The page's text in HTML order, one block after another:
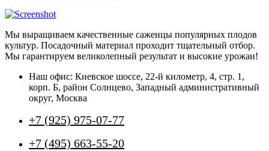
вариаций.
Опции
можно
на
странице
Мы выращиваем качественные саженцы популярных плодов
культур. Посадочный материал проходит тщательный отбор.
Мы гарантируем великолепный результат и высокие урожаи!
Наш офис: Киевское шоссе, 22-й километр, 4, стр. 1,
корп. Б, район Солнцево, Западный административный
округ, Москва
+7 (925) 975-07-77
+7 (495) 663-55-20